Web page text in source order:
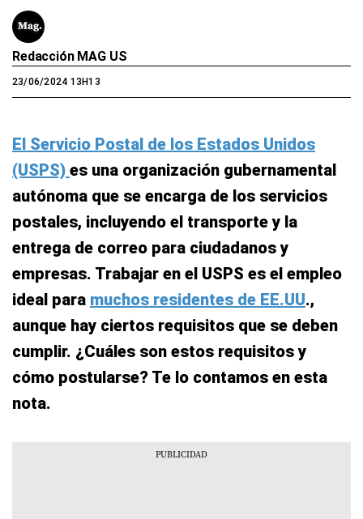
Redacción MAG US
23/06/2024 13H13
El Servicio Postal de los Estados Unidos
(USPS) es una organización gubernamental
autónoma que se encarga de los servicios
postales, incluyendo el transporte y la
entrega de correo para ciudadanos y
empresas. Trabajar en el USPS es el empleo
ideal para muchos residentes de EE.UU.,
aunque hay ciertos requisitos que se deben
cumplir. ¿Cuáles son estos requisitos y
cómo postularse? Te lo contamos en esta
nota.